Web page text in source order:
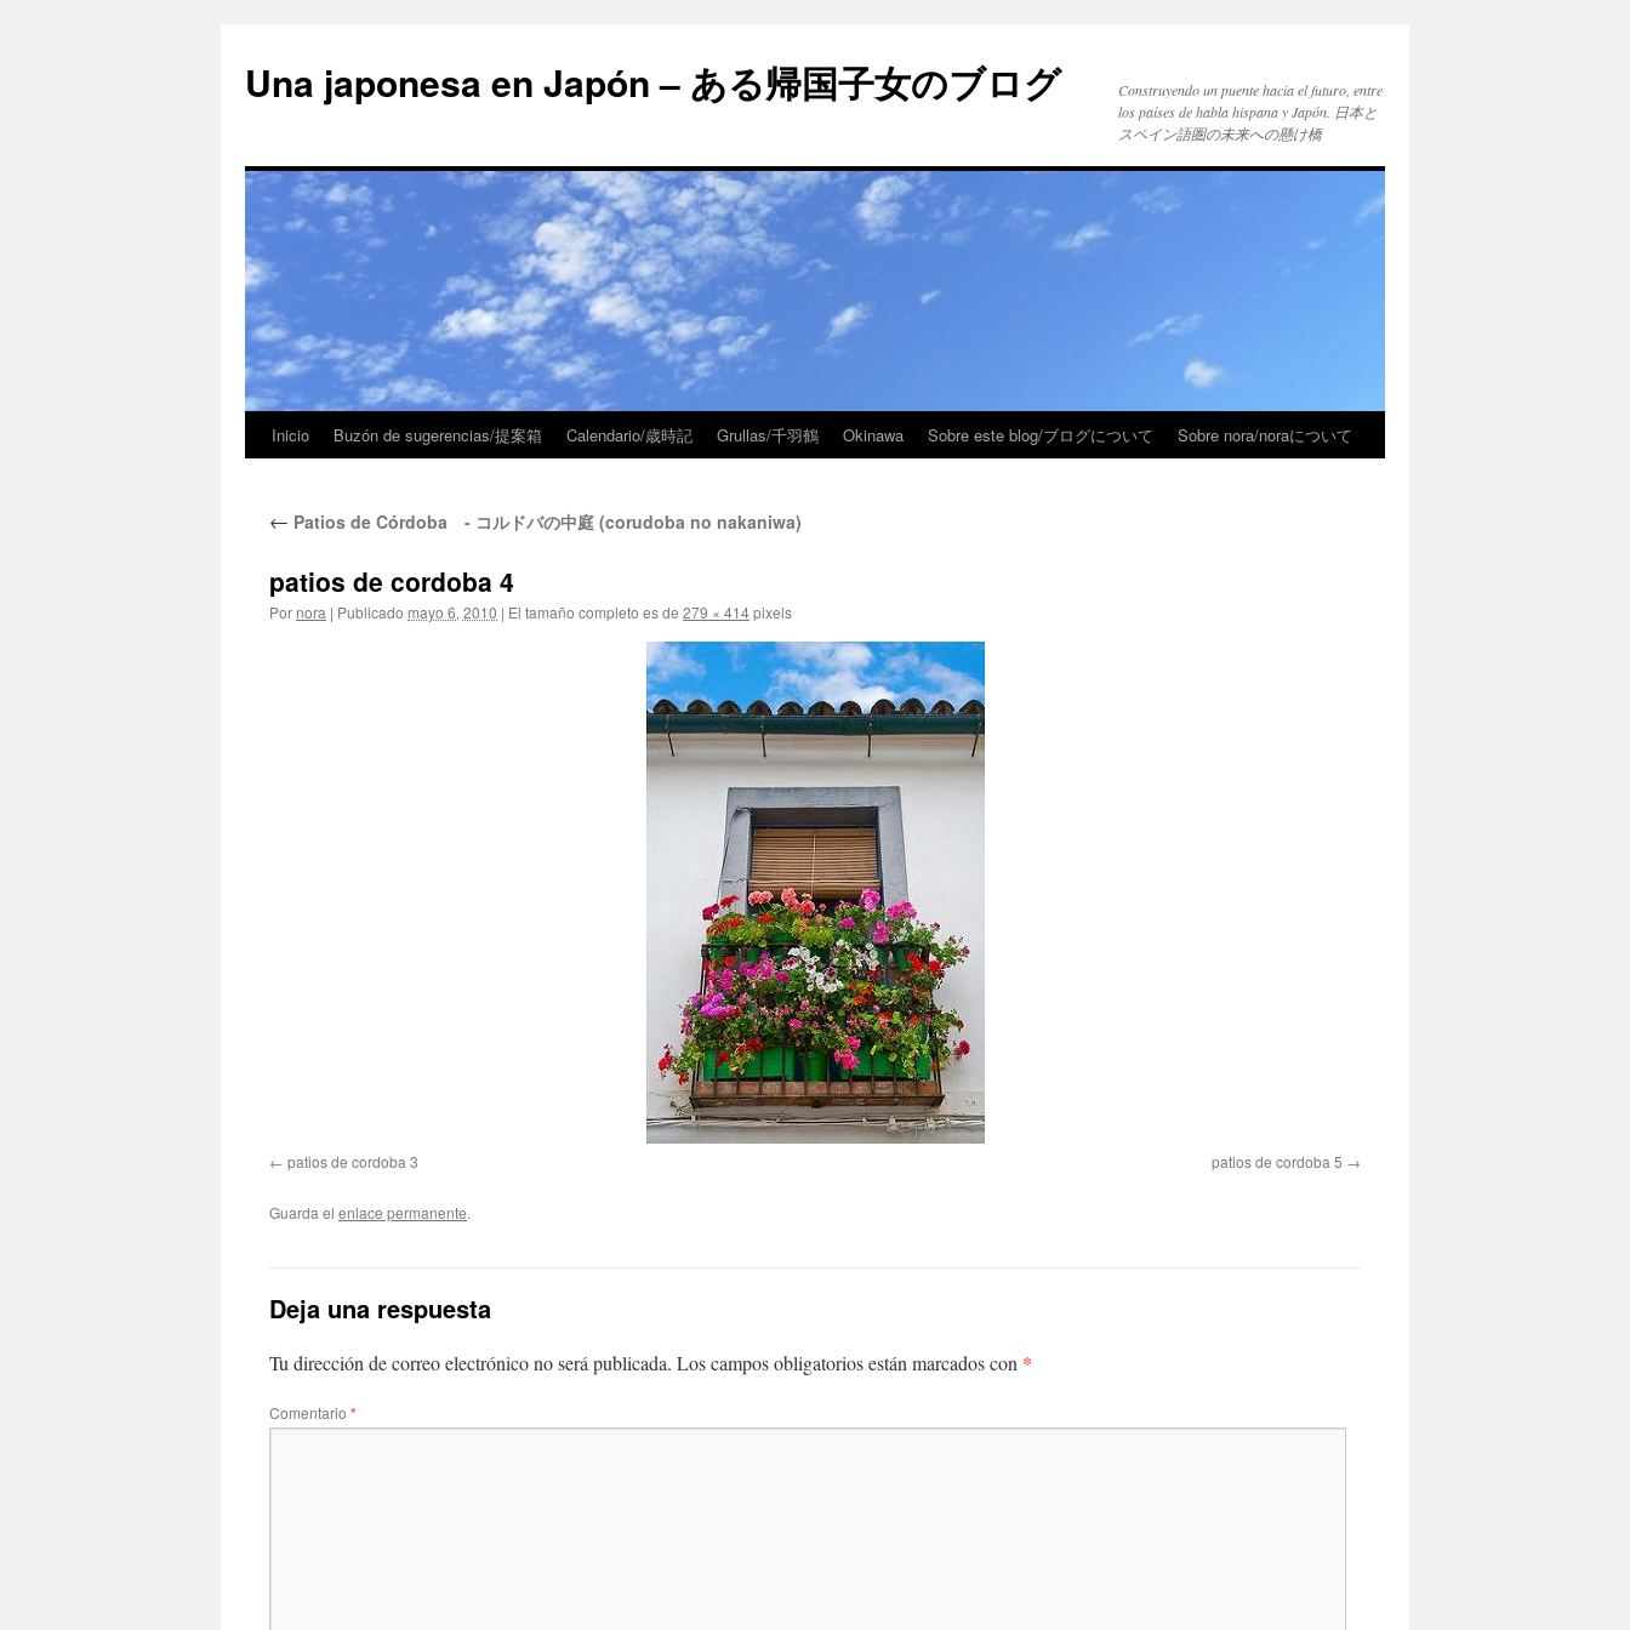
Una japonesa en Japón – ある帰国子女のブログ
Construyendo un puente hacia el futuro, entre
los países de habla hispana y Japón. 日本と
スペイン語圏の未来への懸け橋
Inicio Buzón de sugerencias/提案箱 Calendario/歳時記 Grullas/千羽鶴 Okinawa Sobre este blog/ブログについて Sobre nora/noraについて
← Patios de Córdoba - コルドバの中庭 (corudoba no nakaniwa)
patios de cordoba 4
Por nora | Publicado mayo 6, 2010 | El tamaño completo es de 279 × 414pixels
patios de cordoba 3 patios de cordoba 5
Guarda el enlace permanente.
Deja una respuesta
Tu dirección de correo electrónico no será publicada. Los campos obligatorios están marcados con *
Comentario *